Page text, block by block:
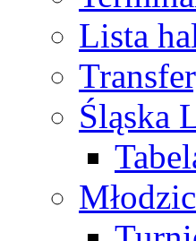
Lista
Śląska